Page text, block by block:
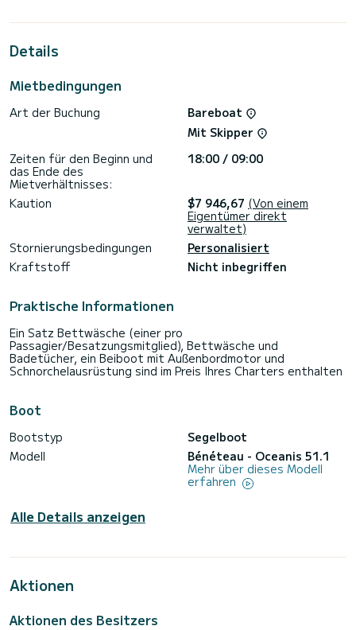
Details
Mietbedingungen
Art der Buchung
Bareboat
Mit Skipper
Zeiten für den Beginn und
das Ende des
Mietverhältnisses:
18:00 / 09:00
Kaution $7 946,67 (Von einem
Eigentümer direkt
verwaltet)
Stornierungsbedingungen
Personalisiert
Kraftstoff
Nicht inbegriffen
Praktische Informationen
Ein Satz Bettwäsche (einer pro
Passagier/Besatzungsmitglied), Bettwäsche und
Badetücher, ein Beiboot mit Außenbordmotor und
Schnorchelausrüstung sind im Preis Ihres Charters enthalten
Boot
Bootstyp
Segelboot
Modell
Bénéteau - Oceanis 51.1
Mehr über dieses Modell
erfahren
Alle Details anzeigen
Aktionen
Aktionen des Besitzers